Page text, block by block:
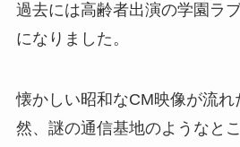
過去には高齢者出演の学園ラ
になりました。
懐かしい昭和なCM映像が流れ
然、謎の通信基地のようなと